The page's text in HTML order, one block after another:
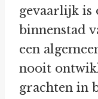
gevaarlijk is
binnenstad
een
nooit
grachten in